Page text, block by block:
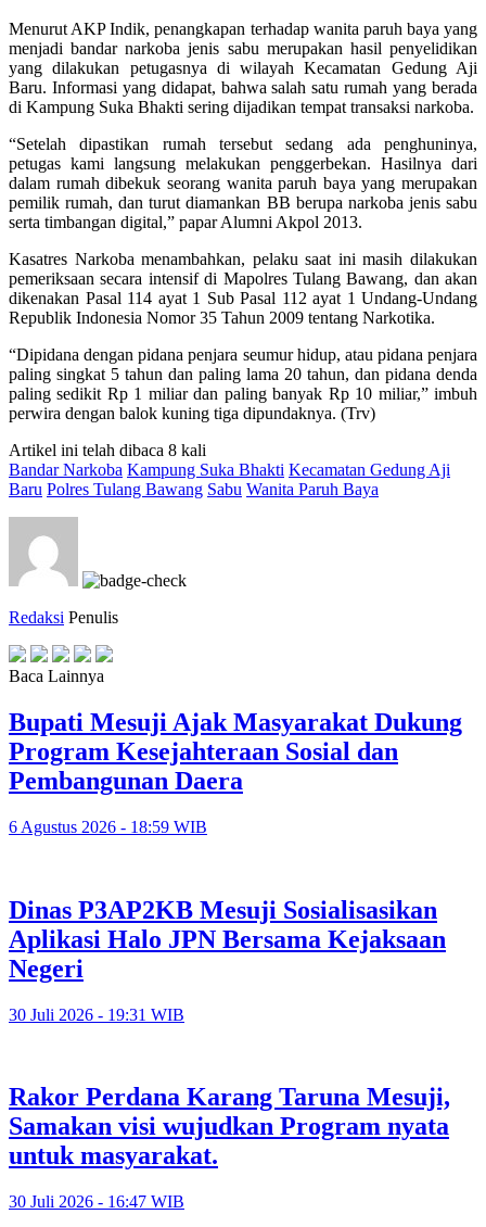
Menurut AKP Indik, penangkapan terhadap wanita paruh baya yang
menjadi bandar narkoba jenis sabu merupakan hasil penyelidikan
yang dilakukan petugasnya di wilayah Kecamatan Gedung Aji
Baru. Informasi yang didapat, bahwa salah satu rumah yang berada
di Kampung Suka Bhakti sering dijadikan tempat transaksi narkoba.
“Setelah dipastikan rumah tersebut sedang ada penghuninya,
petugas kami langsung melakukan penggerbekan. Hasilnya dari
dalam rumah dibekuk seorang wanita paruh baya yang merupakan
pemilik rumah, dan turut diamankan BB berupa narkoba jenis sabu
serta timbangan digital,” papar Alumni Akpol 2013.
Kasatres Narkoba menambahkan, pelaku saat ini masih dilakukan
pemeriksaan secara intensif di Mapolres Tulang Bawang, dan akan
dikenakan Pasal 114 ayat 1 Sub Pasal 112 ayat 1 Undang-Undang
Republik Indonesia Nomor 35 Tahun 2009 tentang Narkotika.
“Dipidana dengan pidana penjara seumur hidup, atau pidana penjara
paling singkat 5 tahun dan paling lama 20 tahun, dan pidana denda
paling sedikit Rp 1 miliar dan paling banyak Rp 10 miliar,” imbuh
perwira dengan balok kuning tiga dipundaknya. (Trv)
Artikel ini telah dibaca 8 kali
Bandar Narkoba Kampung Suka Bhakti Kecamatan Gedung Aji
Baru Polres Tulang Bawang Sabu Wanita Paruh Baya
Redaksi Penulis
Baca Lainnya
Bupati Mesuji Ajak Masyarakat Dukung
Program Kesejahteraan Sosial dan
Pembangunan Daera
6 Agustus 2026 - 18:59 WIB
Dinas P3AP2KB Mesuji Sosialisasikan
Aplikasi Halo JPN Bersama Kejaksaan
Negeri
30 Juli 2026 - 19:31 WIB
Rakor Perdana Karang Taruna Mesuji,
Samakan visi wujudkan Program nyata
untuk masyarakat.
30 Juli 2026 - 16:47 WIB